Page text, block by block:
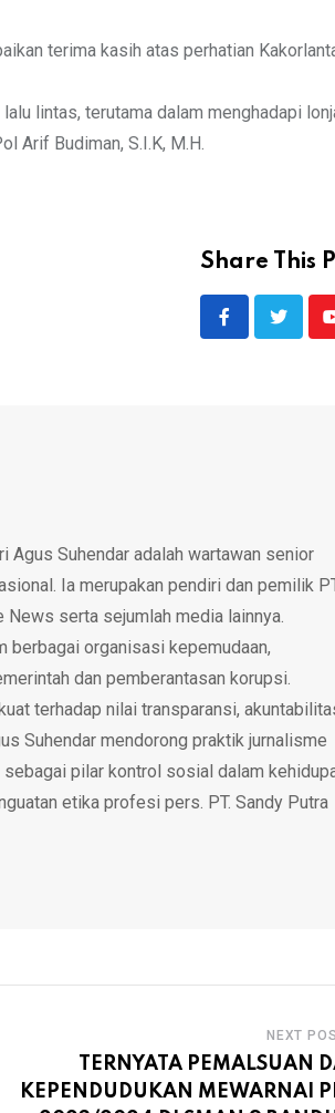
terima kasih atas perhatian
lintas, terutama dalam menghadapi
Arif Budiman, S.I.K, M.H.
Share This
Agus Suhendar adalah wartawan senior
Ia merupakan pendiri dan pemilik
News serta sejumlah media lainnya.
berbagai organisasi kepemudaan,
dan pemberantasan korupsi.
terhadap nilai transparansi,
Suhendar mendorong praktik jurnalisme
pilar kontrol sosial dalam
etika profesi pers. PT. Sandy Putra
NEXT
TERNYATA PEMALSUAN
KEPENDUDUKAN MEWARNAI